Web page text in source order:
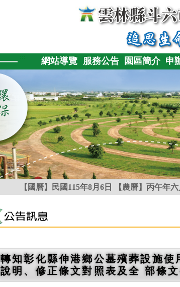
網站導覽 服務公告 園區簡介 申
【國曆】民國115年8月6日 【農曆】丙午年
轉知彰化縣伸港鄉公墓殯葬設施
說明、修正條文對照表及全 部條